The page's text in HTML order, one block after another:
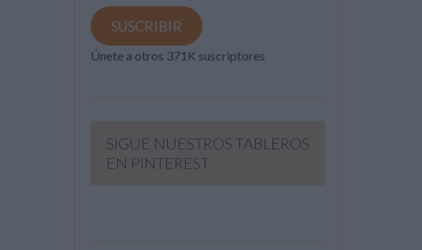
email
SUSCRIBIR
Únete a otros 371K suscriptores
SIGUE NUESTROS TABLEROS
EN PINTEREST